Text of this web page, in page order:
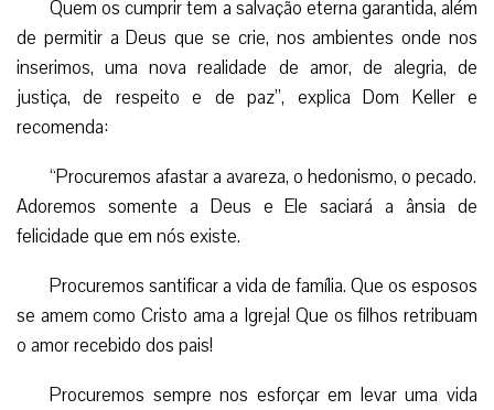
Quem os cumprir tem a salvação eterna garantida, além
de permitir a Deus que se crie, nos ambientes onde nos
inserimos, uma nova realidade de amor, de alegria, de
justiça, de respeito e de paz”, explica Dom Keller e
recomenda:
“Procuremos afastar a avareza, o hedonismo, o pecado.
Adoremos somente a Deus e Ele saciará a ânsia de
felicidade que em nós existe.
Procuremos santificar a vida de família. Que os esposos
se amem como Cristo ama a Igreja! Que os filhos retribuam
o amor recebido dos pais!
Procuremos sempre nos esforçar em levar uma vida